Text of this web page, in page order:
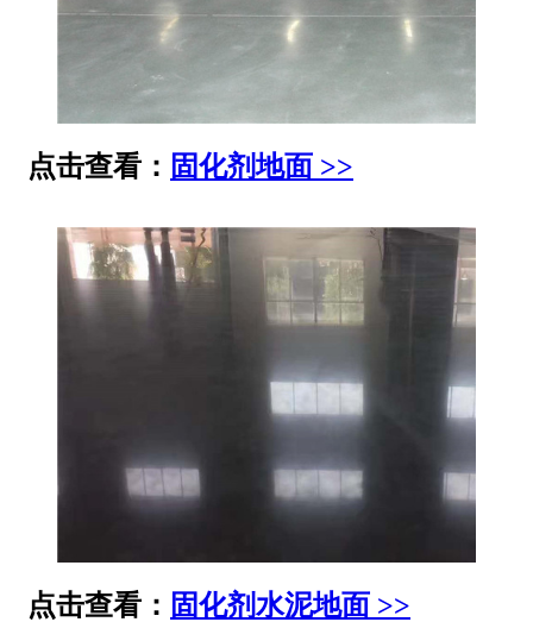
点击查看： 固化剂地面 >>
点击查看： 固化剂水泥地面 >>